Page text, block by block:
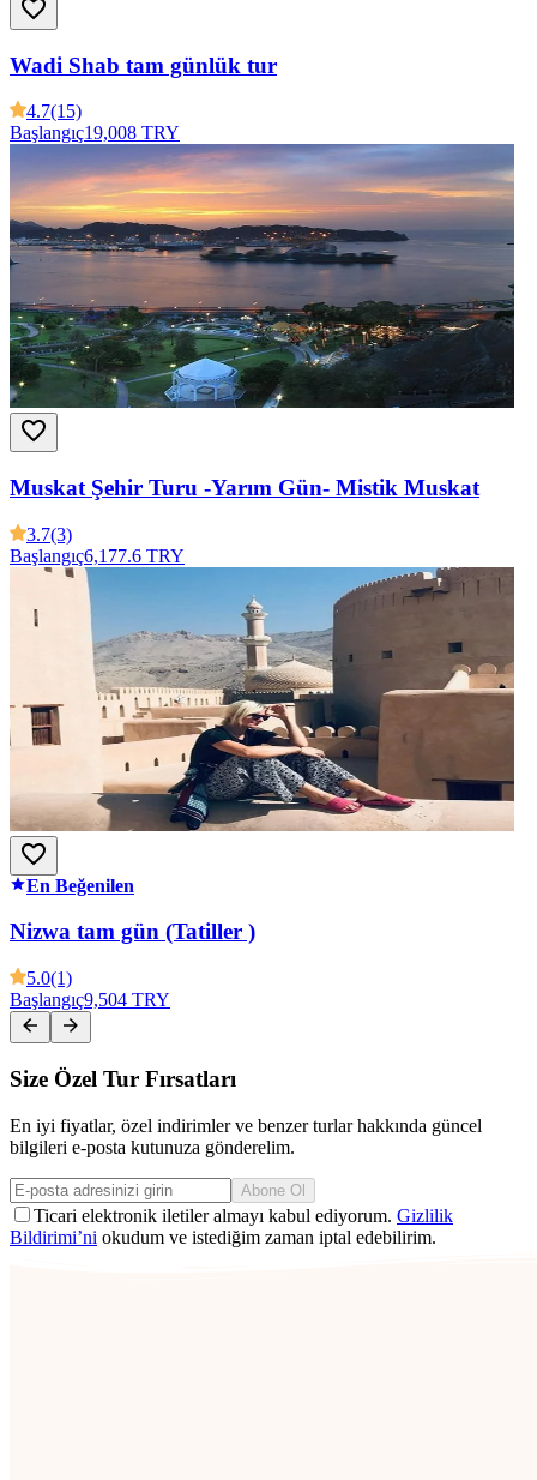
Wadi Shab tam günlük tur
4.7(15)
Başlangıç19,008 TRY
Muskat Şehir Turu -Yarım Gün- Mistik Muskat
3.7(3)
Başlangıç6,177.6 TRY
En Beğenilen
Nizwa tam gün (Tatiller )
5.0(1)
Başlangıç9,504 TRY
Size Özel Tur Fırsatları
En iyi fiyatlar, özel indirimler ve benzer turlar hakkında güncel
bilgileri e-posta kutunuza gönderelim.
Abone Ol
Ticari elektronik iletiler almayı kabul ediyorum. Gizlilik
Bildirimi’ni okudum ve istediğim zaman iptal edebilirim.